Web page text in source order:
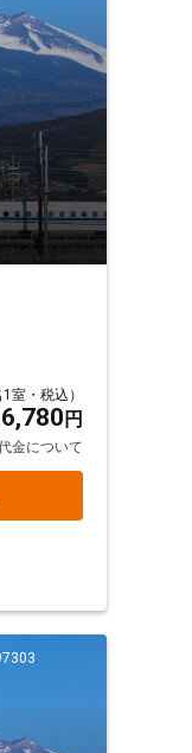
室・税込）
円
金について